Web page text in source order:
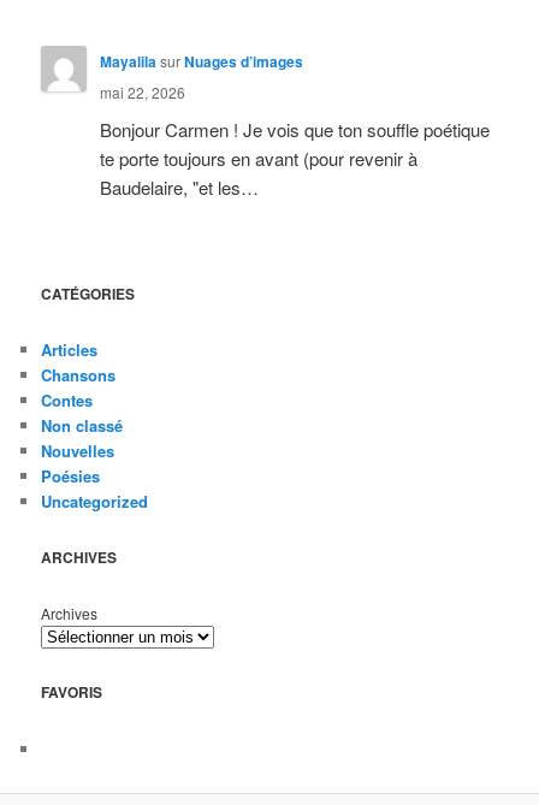
MayalilasurNuages d’images
mai 22, 2026
Bonjour Carmen ! Je vois que ton souffle poétique
te porte toujours en avant (pour revenir à
Baudelaire, "et les…
CATÉGORIES
Articles
Chansons
Contes
Non classé
Nouvelles
Poésies
Uncategorized
ARCHIVES
Archives
FAVORIS